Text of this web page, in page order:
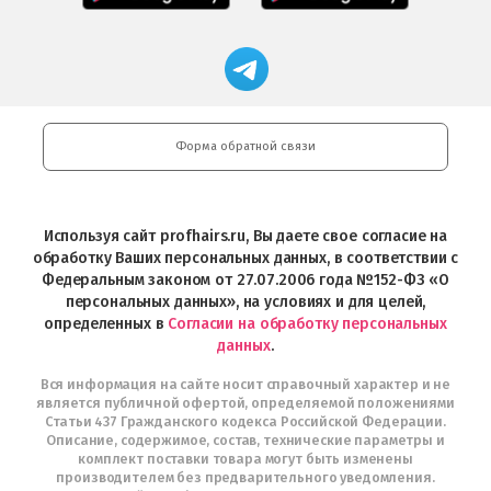
Professional
загрузить
Play
Магазин
профессиональной
Professional
и
Интернет-
Telegram
Форма обратной связи
Используя сайт profhairs.ru, Вы даете свое согласие на
обработку Ваших персональных данных, в соответствии с
Федеральным законом от 27.07.2006 года №152-ФЗ «О
персональных данных», на условиях и для целей,
определенных в Согласии на обработку персональных
данных.
Вся информация на сайте носит справочный характер и не
является публичной офертой, определяемой положениями
Статьи 437 Гражданского кодекса Российской Федерации.
Описание, содержимое, состав, технические параметры и
комплект поставки товара могут быть изменены
производителем без предварительного уведомления.